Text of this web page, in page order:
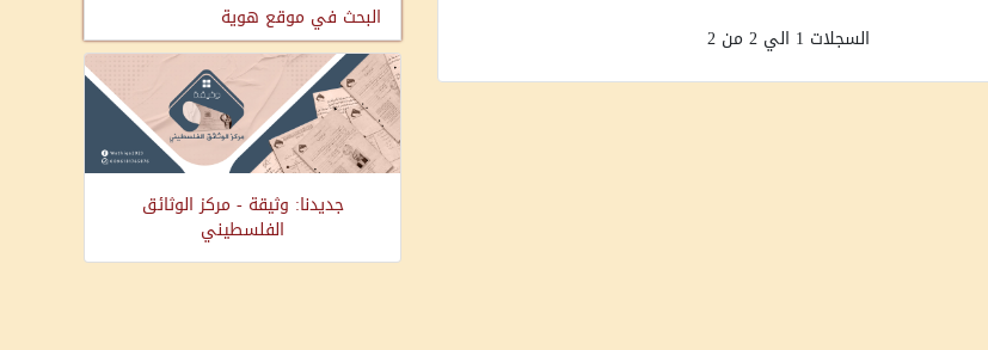
السجلات 1 الي 2 من 2
البحث في موقع هوية
جديدنا: وثيقة - مركز الوثائق
الفلسطيني